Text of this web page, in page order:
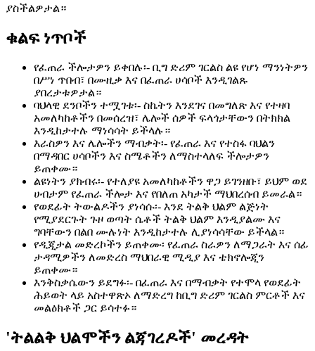
ያስችልዎታል።
ቁልፍ ነጥቦች
የፈጠራ ችሎታዎን ይቀበሉ፡- ቢግ ድሪም ገርልስ ልዩ የሆነ ማንነትዎን
በሥነ ጥበብ፣ በሙዚቃ እና በፈጠራ ሀሳቦች እንዲገልጹ
ያበረታቱዎታል።
ባህላዊ ደንቦችን ተሟገቱ፡- ስኬትን እንደገና በመግለጽ እና የተዛባ
አመለካከቶችን በመሰረዝ፣ ሌሎች ሰዎች ፍላጎታቸውን በትክክል
እንዲከታተሉ ማነሳሳት ይችላሉ።
እራስዎን እና ሌሎችን ማብቃት፡- የፈጠራ እና የተስፋ ባህልን
በማዳበር ሀሳቦችን እና ስሜቶችን ለማስተላለፍ ችሎታዎን
ይጠቀሙ።
ልዩነትን ያክብሩ፡- የተለያዩ አመለካከቶችን ዋጋ ይገንዘቡ፣ ይህም ወደ
ሀብታም የፈጠራ ችሎታ እና የበለጠ አካታች ማህበረሰብ ይመራል።
የወደፊት ትውልዶችን ያነሳሱ፡- እንደ ትልቅ ህልም ልጅነት
የሚያደርጉት ጉዞ ወጣት ሴቶች ትልቅ ህልም እንዲያልሙ እና
ግባቸውን በልበ ሙሉነት እንዲከታተሉ ሊያነሳሳቸው ይችላል።
የዲጂታል መድረኮችን ይጠቀሙ፡ የፈጠራ ስራዎን ለማጋራት እና ሰፊ
ታዳሚዎችን ለመድረስ ማህበራዊ ሚዲያ እና ቴክኖሎጂን
ይጠቀሙ።
እንቅስቃሴውን ይደግፉ፡- በፈጠራ እና በማብቃት የተሞላ የወደፊት
ሕይወት ላይ አስተዋጽኦ ለማድረግ ከቢግ ድሪም ገርልስ ምርቶች እና
መልዕክቶች ጋር ይሳተፉ።
'ትልልቅ ህልሞችን ልጃገረዶች' መረዳት